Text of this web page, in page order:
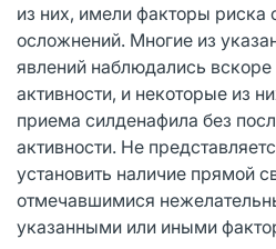
из них, имели факторы риска
осложнений. Многие из
явлений наблюдались
активности, и некоторые из
приема силденафила без
активности. Не
установить наличие прямой
отмечавшимися
указанными или иными